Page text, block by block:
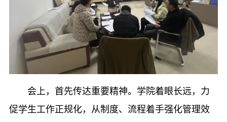
会上，首先传达重要精神。学院着眼长远，力
促学生工作正规化，从制度、流程着手强化管理效